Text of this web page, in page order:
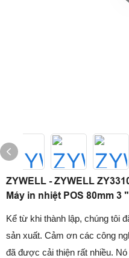
ZYWELL - ZYWELL
Máy in nhiệt POS 80mm 3
Kể từ khi thành lập, chúng tôi
sản xuất. Cảm ơn các công
đã được cải thiện rất nhiều.